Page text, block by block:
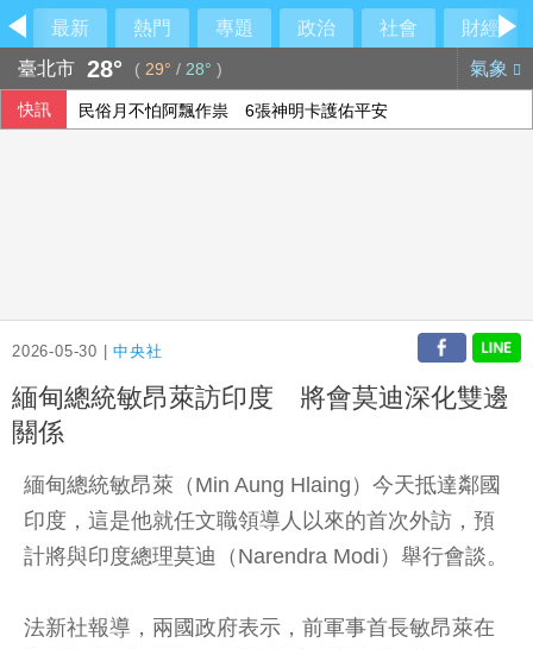
最新 熱門 專題 政治 社會
財經
臺北市 28° ( 29° / 28° ) 氣象
快訊 民俗月不怕阿飄作祟 6張神明卡護佑平安
2026-05-30 |中央社
緬甸總統敏昂萊訪印度 將會莫迪深化雙邊
關係
緬甸總統敏昂萊（Min Aung Hlaing）今天抵達鄰國
印度，這是他就任文職領導人以來的首次外訪，預
計將與印度總理莫迪（Narendra Modi）舉行會談。
法新社報導，兩國政府表示，前軍事首長敏昂萊在